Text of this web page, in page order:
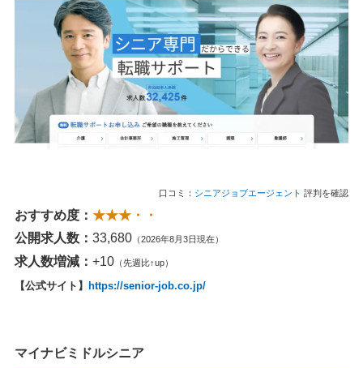
口コミ： シニアジョブエージェント 評判を確認
おすすめ度： ★★★・・
公開求人数： 33,680 （2026年8月3日現在）
求人数増減： +10 （先週比↑up）
【公式サイト】 https://senior-job.co.jp/
マイナビミドルシニア